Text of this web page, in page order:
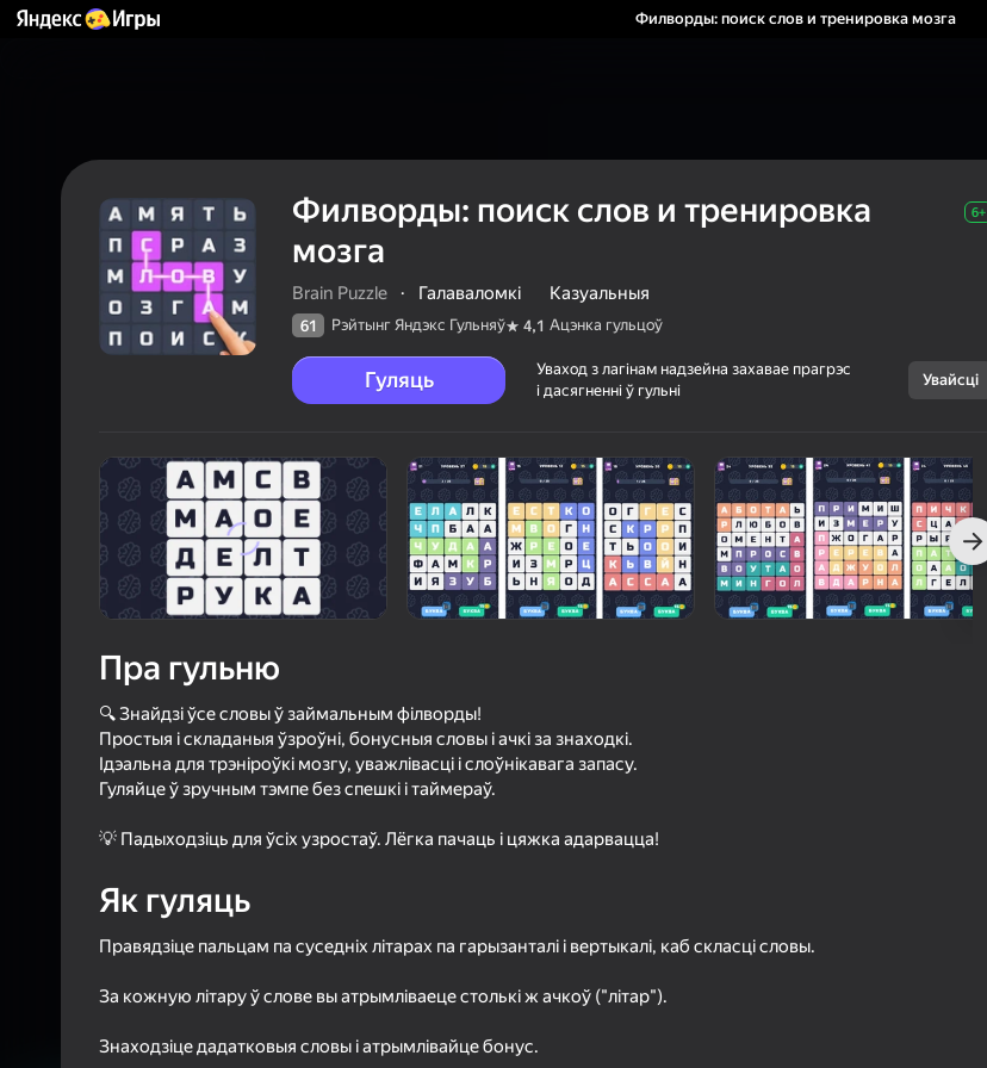
Филворды: поиск слов и тренировка мозга
Филворды: поиск
мозга
6+
Brain Puzzle
Галаваломкі
Казуальныя
61 Рэйтынг Яндэкс Гульняў
4,1 Ацэнка гульцоў
Уваход з лагінам надзейна
Увайсці
Филворды: поиск слов и тренировка
мозга
6+
Brain Puzzle · Галаваломкі Казуальныя
61 Рэйтынг Яндэкс Гульняў 4,1 Ацэнка гульцоў
Гуляць
Уваход з лагінам надзейна захавае прагрэс
і дасягненні ў гульні
Увайсці
Пра гульню
🔍 Знайдзі ўсе словы ў займальным філворды!
Простыя і складаныя ўзроўні, бонусныя словы і ачкі за знаходкі.
Ідэальна для трэніроўкі мозгу, уважлівасці і слоўнікавага запасу.
Гуляйце ў зручным тэмпе без спешкі і таймераў.
💡 Падыходзіць для ўсіх узростаў. Лёгка пачаць і цяжка адарвацца!
Як гуляць
Правядзіце пальцам па суседніх літарах па гарызанталі і вертыкалі, каб скласці словы.
За кожную літару ў слове вы атрымліваеце столькі ж ачкоў ("літар").
Знаходзіце дадатковыя словы і атрымлівайце бонус.